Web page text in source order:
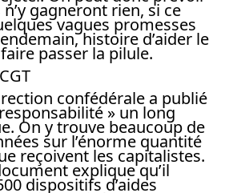
gagneront rien, si ce
vagues promesses
histoire d’aider le
passer la pilule.
confédérale a publié
» un long
On y trouve beaucoup de
sur l’énorme quantité
reçoivent les capitalistes.
explique qu’il
dispositifs d’aides